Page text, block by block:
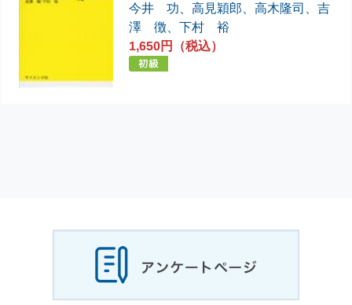
今井 功 、高見穎郎 、高木隆司 、吉
澤 徴 、下村 裕
1,650円（税込）